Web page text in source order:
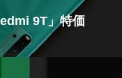
9T」特価